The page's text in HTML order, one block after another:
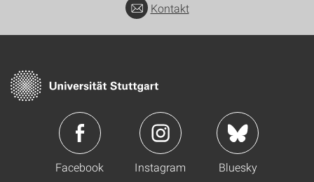
Kontakt
Facebook Instagram Bluesky